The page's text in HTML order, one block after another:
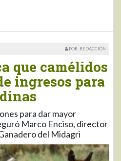
POR: REDACCIÓN
que camélidos
ingresos para
para dar mayor
Marco Enciso, director
del Midagri